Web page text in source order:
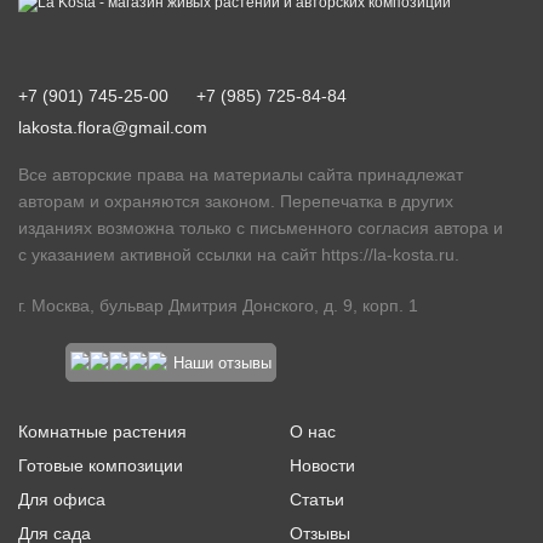
+7 (901) 745-25-00
+7 (985) 725-84-84
lakosta.flora@gmail.com
Все авторские права на материалы сайта принадлежат
авторам и охраняются законом. Перепечатка в других
изданиях возможна только с письменного согласия автора и
с указанием активной ссылки на сайт https://la-kosta.ru
г. Москва, бульвар Дмитрия Донского, д. 9, корп. 1
Наши отзывы
Комнатные растения
Готовые композиции
Для офиса
Для сада
О нас
Новости
Статьи
Отзывы